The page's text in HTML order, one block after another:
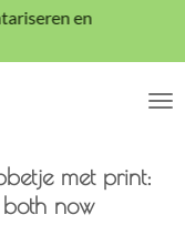
en
met print:
now